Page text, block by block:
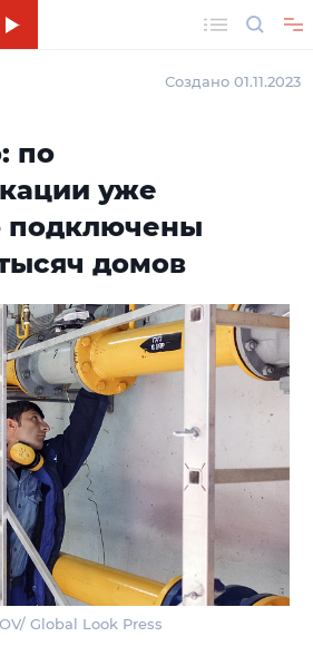
Создано 01.11.2023
по
уже
подключены
домов
Global Look Press